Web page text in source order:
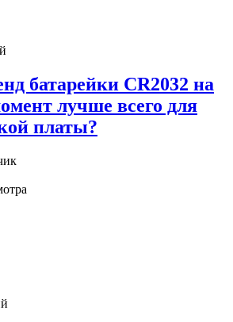
батарейки CR2032 на
лучше всего для
платы?